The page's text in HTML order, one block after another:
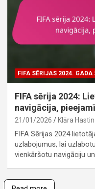
FIFA SĒRIJAS 2024. GADA
FIFA sērija 2024:
navigācija,
21/01/2026 Klāra
FIFA Sērijas 2024
uzlabojumus, lai
vienkāršotu navigāciju